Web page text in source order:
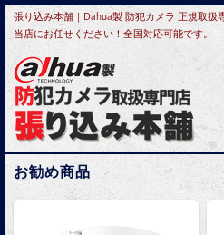
張り込み本舗｜Dahua製 防犯カメラ 正規取扱
当店にお任せください！全国対応可能です。
お勧め商品